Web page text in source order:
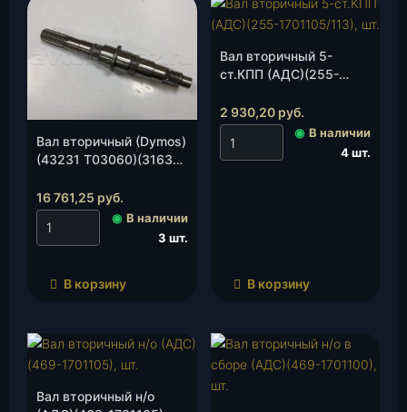
Вал вторичный (Dymos)
(43231 Т03060)(3163-
16 761,25 руб.
◉ В наличии
3 шт.
В корзину
Вал вторичный 5-
ст.КПП (АДС)(255-
2 930,20 руб.
◉ В наличии
4 шт.
В корзину
Вал вторичный н/о